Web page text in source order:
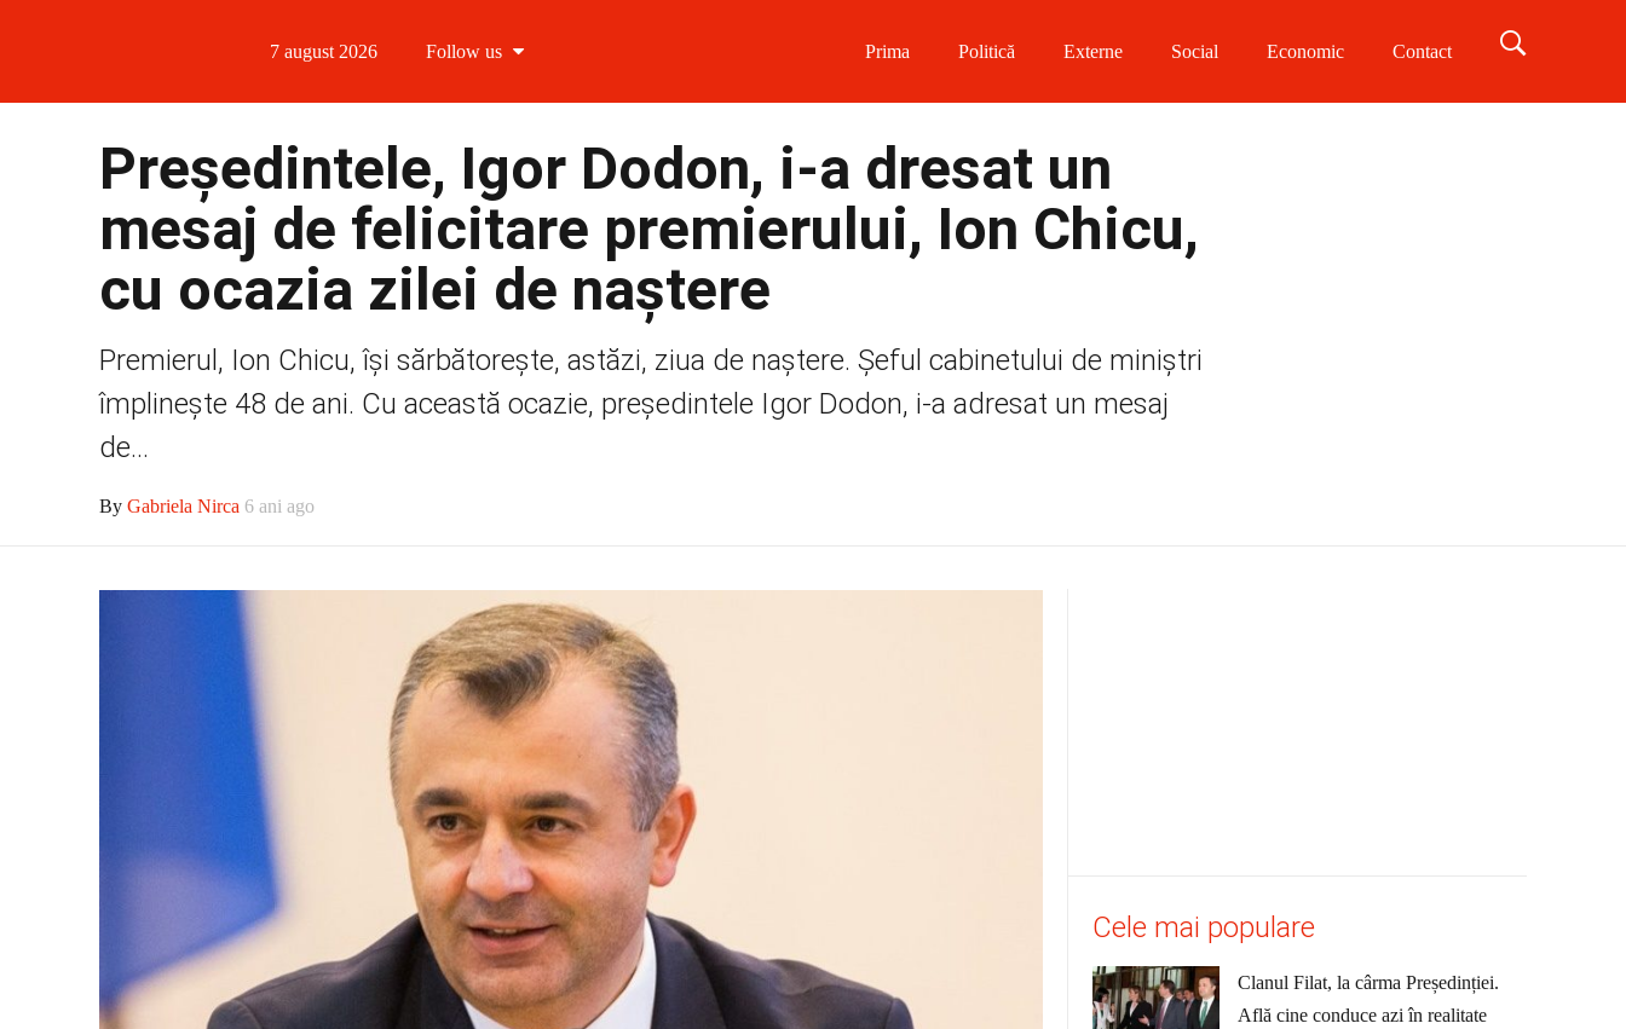
7 august 2026 Follow us
Follow us on Twitter
Prima Politică Externe Social Economic Contact
Președintele, Igor Dodon, i-a dresat un
mesaj de felicitare premierului, Ion Chicu,
cu ocazia zilei de naștere
Premierul, Ion Chicu, își sărbătorește, astăzi, ziua de naștere. Șeful cabinetului de miniștri
împlinește 48 de ani. Cu această ocazie, președintele Igor Dodon, i-a adresat un mesaj
de...
By Gabriela Nirca 6 ani ago
Cele mai populare
Clanul Filat, la cârma Președinției.
Află cine conduce azi în realitate